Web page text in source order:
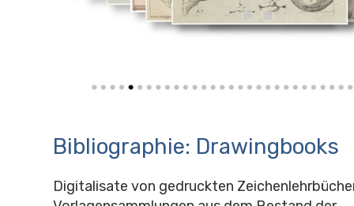
Bibliographie: Drawingbooks
Digitalisate von gedruckten